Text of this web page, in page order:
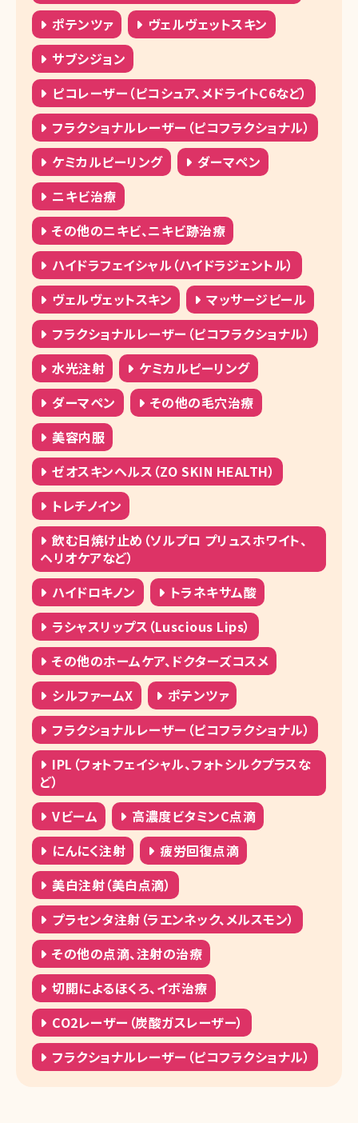
湘南美容クリニック 下関院
湘南美容クリニック 高松院
湘南美容クリニック 松山院
湘南美容クリニック 高知院
湘南美容皮フ科 岡山院
湘南美容クリニック 福岡院
湘南美容皮フ科 福岡天神院
湘南美容クリニック 博多院
湘南美容クリニック 小倉院
湘南美容クリニック 久留米院
湘南美容クリニック 長崎院
湘南美容クリニック 熊本院
湘南美容クリニック 大分院
湘南美容クリニック 宮崎院
湘南美容クリニック 鹿児島中央院
湘南美容皮フ科 鹿児島院
湘南美容クリニック 那覇院
ポテンツァ
ヴェルヴェットスキン
サブシジョン
ピコレーザー（ピコシュア、メドライトC6など）
フラクショナルレーザー（ピコフラクショナル）
ケミカルピーリング
ダーマペン
ニキビ治療
その他のニキビ、ニキビ跡治療
ハイドラフェイシャル（ハイドラジェントル）
ヴェルヴェットスキン
マッサージピール
フラクショナルレーザー（ピコフラクショナル）
水光注射
ケミカルピーリング
ダーマペン
その他の毛穴治療
美容内服
ゼオスキンヘルス（ZO SKIN HEALTH）
トレチノイン
飲む日焼け止め（ソルプロ プリュスホワイト、
ヘリオケアなど）
ハイドロキノン
トラネキサム酸
ラシャスリップス（Luscious Lips）
その他のホームケア、ドクターズコスメ
シルファームX
ポテンツァ
フラクショナルレーザー（ピコフラクショナル）
IPL（フォトフェイシャル、フォトシルクプラスな
ど）
Vビーム
高濃度ビタミンC点滴
にんにく注射
疲労回復点滴
美白注射（美白点滴）
プラセンタ注射（ラエンネック、メルスモン）
その他の点滴、注射の治療
切開によるほくろ、イボ治療
CO2レーザー（炭酸ガスレーザー）
フラクショナルレーザー（ピコフラクショナル）